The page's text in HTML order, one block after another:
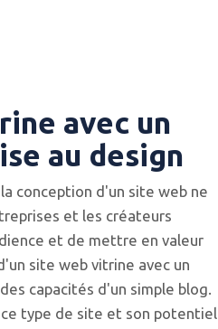
avec un
au design
conception d'un site web ne
et les créateurs
et de mettre en valeur
site web vitrine avec un
capacités d'un simple blog.
type de site et son potentiel